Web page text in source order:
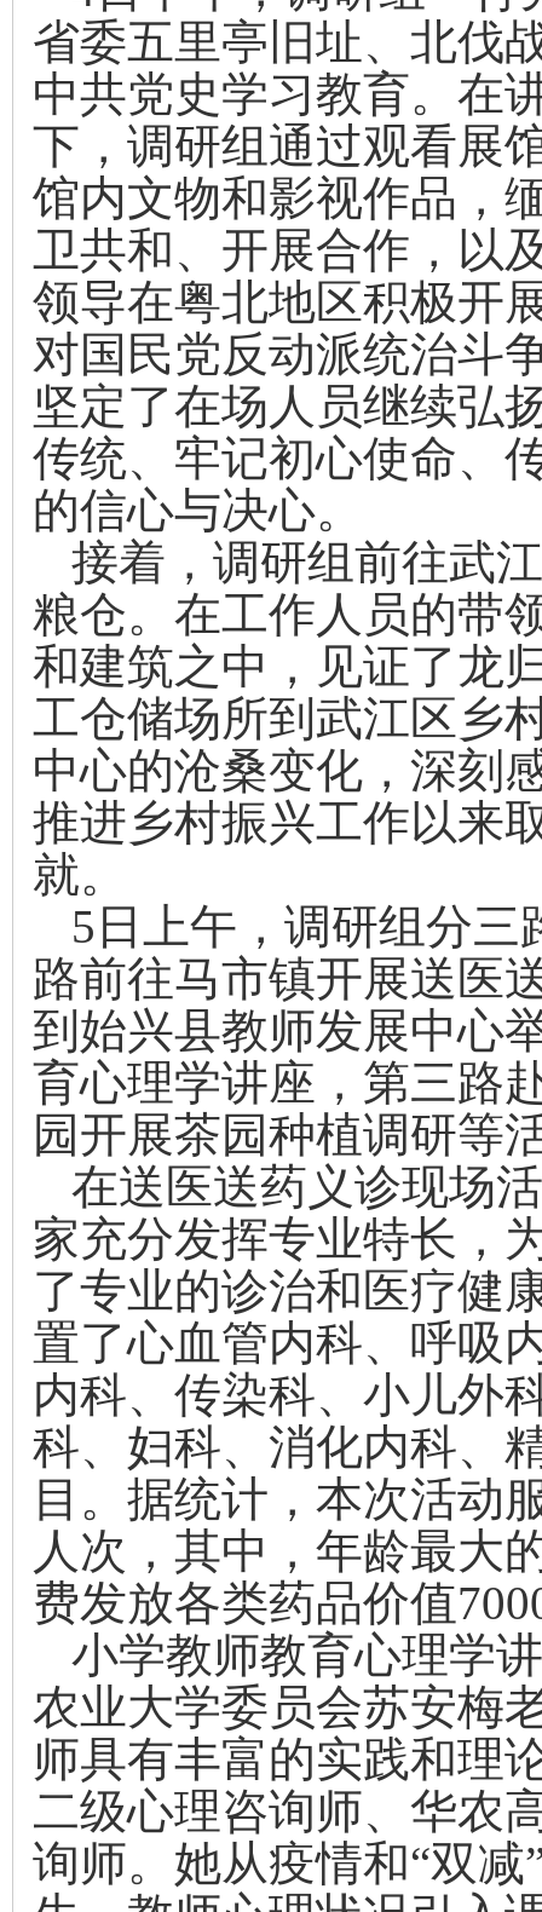
省委五里亭旧址、北伐
中共党史学习教育。在
下，调研组通过观看展
馆内文物和影视作品，
卫共和、开展合作，以
领导在粤北地区积极开
对国民党反动派统治斗
坚定了在场人员继续弘
传统、牢记初心使命、
的信心与决心。
接着，调研组前往武
粮仓。 在工作人员的带
和建筑之中，见证了龙
工仓储场所到武江区乡
中心的沧桑变化，深刻
推进乡村振兴工作以来
就。
5 日上午，调研组分
路前往马市镇开展送医
到始兴县教师发展中心
育心理学讲座，第三路
园开展茶园种植调研等
在送医送药义诊现场
家充分发挥专业特长，
了专业的诊治和医疗健
置了心血管内科、呼吸
内科、传染科、小儿外
科、妇科、消化内科、
目。据统计，本次活动
人次，其中，年龄最大
费发放各类药品价值
小学教师教育心理学
农业大学委员会苏安梅
师具有丰富的实践和理
二级心理咨询师、华农
询师。她从疫情和“双减